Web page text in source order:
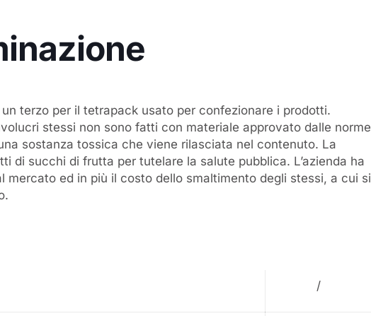
terzo per il tetrapack usato per confezionare i prodotti.
stessi non sono fatti con materiale approvato dalle norme
sostanza tossica che viene rilasciata nel contenuto. La
di succhi di frutta per tutelare la salute pubblica. L’azienda ha
ed in più il costo dello smaltimento degli stessi, a cui si
/